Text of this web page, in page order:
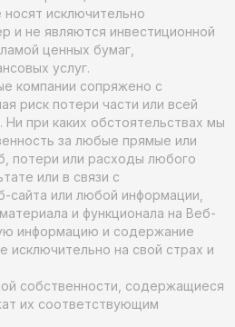
исключительно
и не являются инвестиционной
ценных бумаг,
услуг.
компании сопряжено с
риск потери части или всей
при каких обстоятельствах мы
за любые прямые или
потери или расходы любого
или в связи с
сайта или любой информации,
и функционала на Веб-
информацию и содержание
исключительно на свой страх и
собственности, содержащиеся
их соответствующим